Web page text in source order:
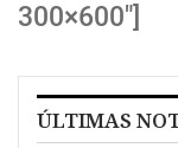
300×600″]
ÚLTIMAS